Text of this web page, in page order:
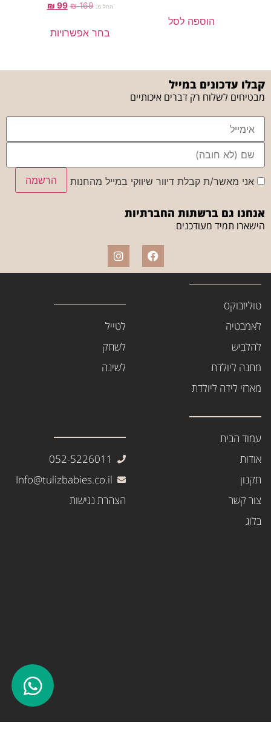
הוספה לסל
החל מ: ₪169
₪ 99
בחר אפשרויות
קבלו עדכונים במייל
מבטיחים לשלוח רק דברים איכותיים
אני מאשר/ת קבלת דיוור שיווקי במייל מהחנות הרשמה
אנחנו גם ברשתות החברתיות
הישארו תמיד מעודכנים
טוליזבוקס
לאמבטיה
להלביש
מתנה ליולדת
מארזי לידה ליולדת
לטייל
לשחק
לשינה
עמוד הבית
אודות
תקנון
צור קשר
בלוג
052-5226011
Info@tulizbabies.co.il
הצהרת נגישות